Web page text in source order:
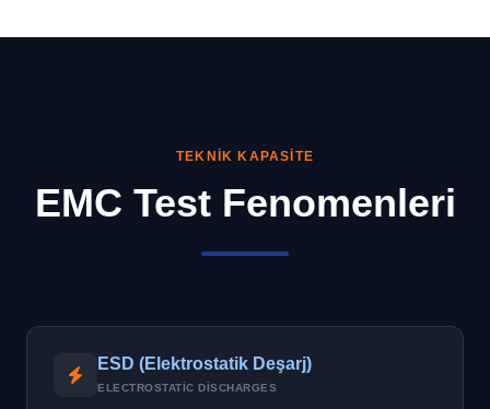
TEKNIK KAPASITE
EMC Test Fenomenleri
ESD (Elektrostatik Deşarj)
ELECTROSTATIC DISCHARGES